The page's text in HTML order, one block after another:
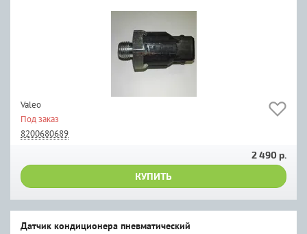
Valeo
Под заказ
8200680689
2 490 р.
КУПИТЬ
Датчик кондиционера пневматический